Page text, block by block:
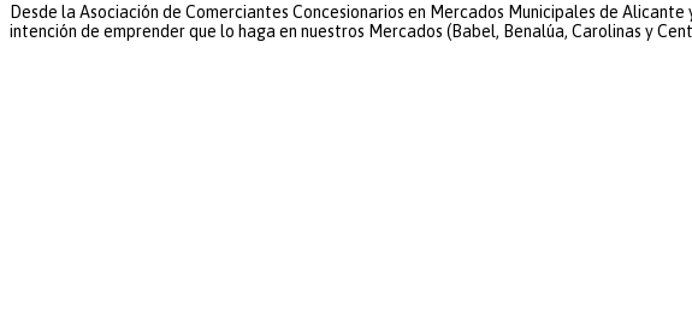
Desde la Asociación de Comerciantes Concesionarios en Mercados Municipales de
intención de emprender que lo haga en nuestros Mercados (Babel, Benalúa, Carolinas y